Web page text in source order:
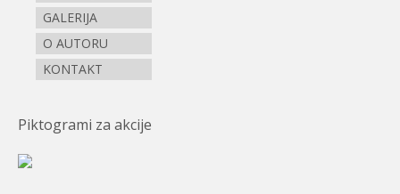
GALERIJA
O AUTORU
KONTAKT
Piktogrami za akcije